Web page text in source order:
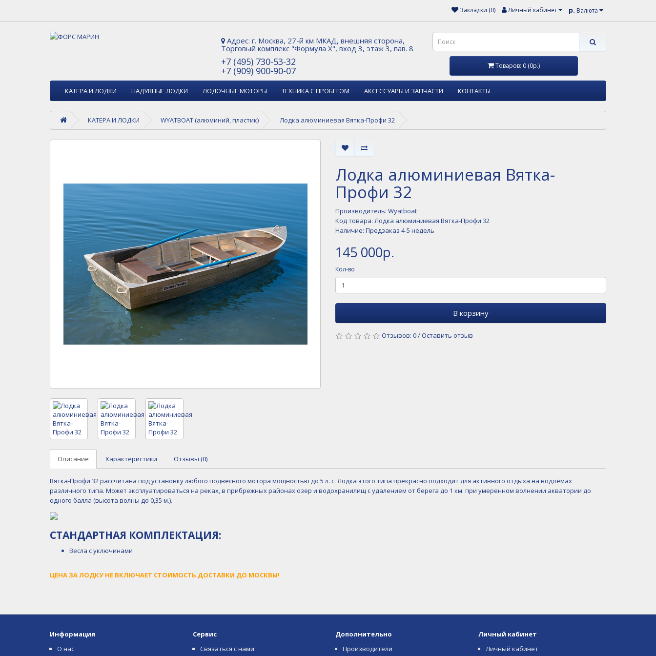
Закладки (0) Личный кабинет р. Валюта
Адрес: г. Москва, 27-й км МКАД, внешняя сторона,
Торговый комплекс "Формула Х", вход 3, этаж 3, пав. 8
+7 (495) 730-53-32
+7 (909) 900-90-07 Товаров: 0 (0р.)
КАТЕРА И ЛОДКИ НАДУВНЫЕ ЛОДКИ ЛОДОЧНЫЕ МОТОРЫ ТЕХНИКА С ПРОБЕГОМ АКСЕССУАРЫ И ЗАПЧАСТИ КОНТАКТЫ
КАТЕРА И ЛОДКИ WYATBOAT (алюминий, пластик) Лодка алюминиевая Вятка-Профи 32
Лодка алюминиевая Вятка-
Профи 32
Производитель: Wyatboat
Код товара: Лодка алюминиевая Вятка-Профи 32
Наличие: Предзаказ 4-5 недель
145 000р.
Кол-во
В корзину
Отзывов: 0/Оставить отзыв
Описание Характеристики Отзывы (0)
Вятка-Профи 32 рассчитана под установку любого подвесного мотора мощностью до 5 л. с. Лодка этого типа прекрасно подходит для активного отдыха на водоёмах
различного типа. Может эксплуатироваться на реках, в прибрежных районах озер и водохранилищ с удалением от берега до 1 км. при умеренном волнении акватории до
одного балла (высота волны до 0,35 м.).
СТАНДАРТНАЯ КОМПЛЕКТАЦИЯ:
Весла с уключинами
ЦЕНА ЗА ЛОДКУ НЕ ВКЛЮЧАЕТ СТОИМОСТЬ ДОСТАВКИ ДО МОСКВЫ!
Информация
О нас
Сервис
Связаться с нами
Дополнительно
Производители
Личный кабинет
Личный кабинет